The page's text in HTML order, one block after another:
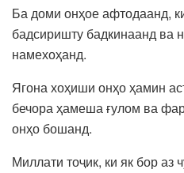
Ба доми онҳое афтодаанд,
бадсиришту бадкинаанд ва
намехоҳанд.
Ягона хоҳиши онҳо ҳамин
бечора ҳамеша ғулом ва
онҳо бошанд.
Миллати тоҷик, ки як бор аз